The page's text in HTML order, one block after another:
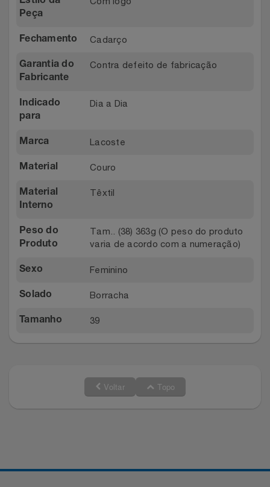
Relógios
Saúde E Bem-Estar
Utilidades Industriais
Vestuário
Stanley Pmi
Top Store
Tramontina
Três Corações
Weconnect
Peça
Fechamento Cadarço
Garantia do
Fabricante
Contra defeito de fabricação
Indicado
para
Dia a Dia
Marca Lacoste
Material Couro
Material
Interno
Têxtil
Peso do
Produto
Tam.. (38) 363g (O peso do produto
varia de acordo com a numeração)
Sexo Feminino
Solado Borracha
Tamanho 39
Voltar Topo